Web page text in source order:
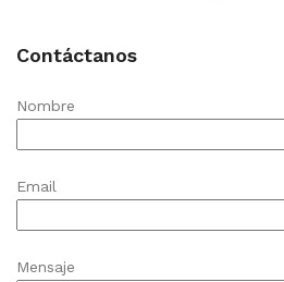
Contáctanos
Nombre
Email
Mensaje